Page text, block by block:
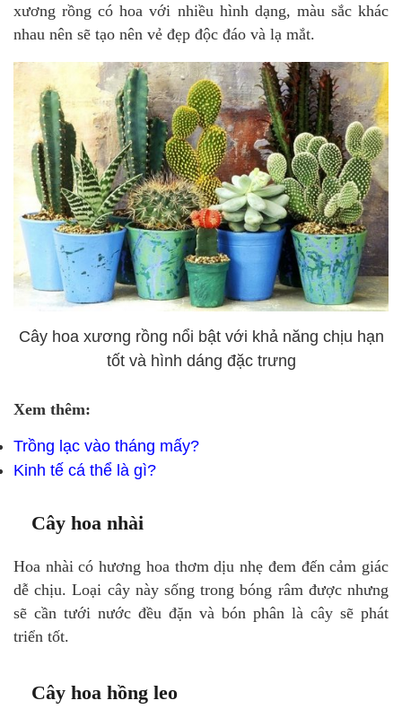
xương rồng có hoa với nhiều hình dạng, màu sắc khác
nhau nên sẽ tạo nên vẻ đẹp độc đáo và lạ mắt.
Cây hoa xương rồng nổi bật với khả năng chịu hạn
tốt và hình dáng đặc trưng
Xem thêm:
Trồng lạc vào tháng mấy?
Kinh tế cá thể là gì?
Cây hoa nhài
Hoa nhài có hương hoa thơm dịu nhẹ đem đến cảm giác
dễ chịu. Loại cây này sống trong bóng râm được nhưng
sẽ cần tưới nước đều đặn và bón phân là cây sẽ phát
triển tốt.
Cây hoa hồng leo